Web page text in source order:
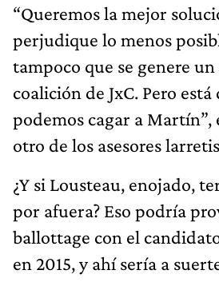
“Queremos la mejor
perjudique lo menos
tampoco que se genere
coalición de JxC. Pero
podemos cagar a
otro de los asesores
¿Y si Lousteau, enojado,
por afuera? Eso podría
ballottage con el
en 2015, y ahí sería a